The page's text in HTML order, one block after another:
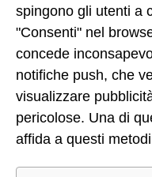
spingono gli utenti a
"Consenti" nel
concede
notifiche push, che
visualizzare
pericolose. Una di
affida a questi